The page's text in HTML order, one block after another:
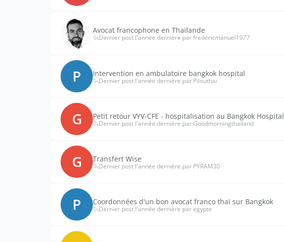
Avocat francophone en Thaïlande
Dernier post l'année dernière par fredericmanuel1977
P Intervention en ambulatoire bangkok hospital
Dernier post l'année dernière par Pilouthai
G Petit retour VYV-CFE - hospitalisation au Bangkok Hospital
Dernier post l'année dernière par Goodmorningthailand
G Transfert Wise
Dernier post l'année dernière par PYRAM30
P Coordonnées d'un bon avocat franco thaï sur Bangkok
Dernier post l'année dernière par egypte